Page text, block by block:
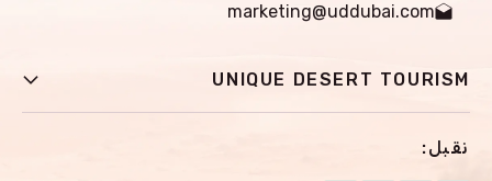
marketing@uddubai.com
UNIQUE DESERT TOURISM
نقبل: